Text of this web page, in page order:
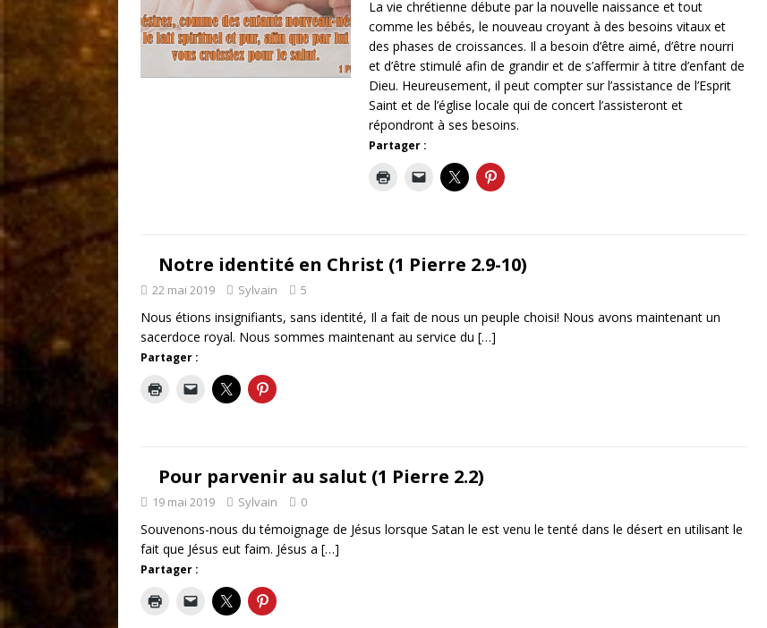
La vie chrétienne débute par la nouvelle naissance et tout
comme les bébés, le nouveau croyant à des besoins vitaux et
des phases de croissances. Il a besoin d’être aimé, d’être nourri
et d’être stimulé afin de grandir et de s’affermir à titre d’enfant de
Dieu. Heureusement, il peut compter sur l’assistance de l’Esprit
Saint et de l’église locale qui de concert l’assisteront et
répondront à ses besoins.
Partager :
Notre identité en Christ (1 Pierre 2.9-10)
22 mai 2019 Sylvain 5
Nous étions insignifiants, sans identité, Il a fait de nous un peuple choisi! Nous avons maintenant un
sacerdoce royal. Nous sommes maintenant au service du […]
Partager :
Pour parvenir au salut (1 Pierre 2.2)
19 mai 2019 Sylvain 0
Souvenons-nous du témoignage de Jésus lorsque Satan le est venu le tenté dans le désert en utilisant le
fait que Jésus eut faim. Jésus a […]
Partager :